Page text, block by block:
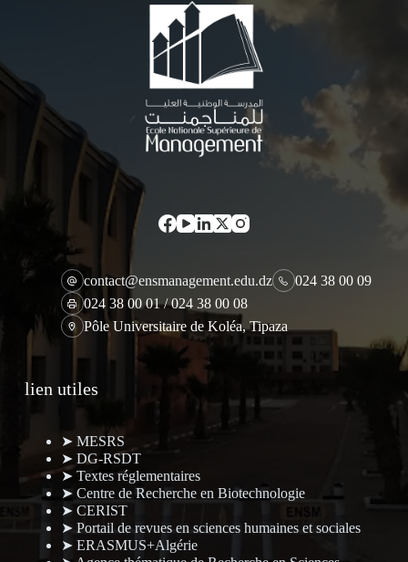
contact@ensmanagement.edu.dz
024 38 00 09
024 38 00 01 / 024 38 00 08
Pôle Universitaire de Koléa, Tipaza
lien utiles
➤ MESRS
➤ DG-RSDT
➤ Textes réglementaires
➤ Centre de Recherche en Biotechnologie
➤ CERIST
➤ Portail de revues en sciences humaines et sociales
➤ ERASMUS+Algérie